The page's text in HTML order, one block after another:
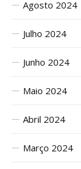
Agosto 2024
Julho 2024
Junho 2024
Maio 2024
Abril 2024
Março 2024